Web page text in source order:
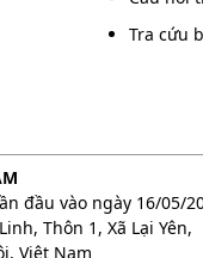
Tra cứu
đầu vào ngày 16/05/
Thôn 1, Xã Lại Yên,
Việt Nam